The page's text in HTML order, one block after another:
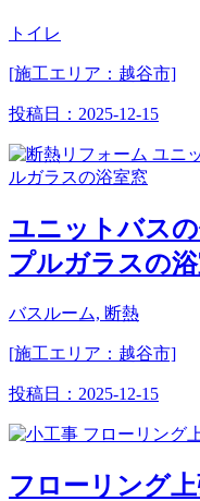
トイレ
[施工エリア：越谷市]
投稿日： 2025-12-15
ユニットバス
プルガラスの
バスルーム, 断熱
[施工エリア：越谷市]
投稿日： 2025-12-15
フローリング